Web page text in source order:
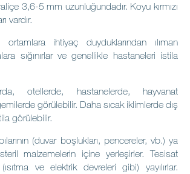
3,6-5 mm uzunluğundadır. Koyu kırmızı
vardır.
ihtiyaç duyduklarından ılıman
sığınırlar ve genellikle hastaneleri istila
otellerde, hastanelerde, hayvanat
görülebilir. Daha sıcak iklimlerde dış
görülebilir.
(duvar boşlukları, pencereler, vb.) ya
malzemelerin içine yerleşirler. Tesisat
ve elektrik devreleri gibi) yayılırlar.